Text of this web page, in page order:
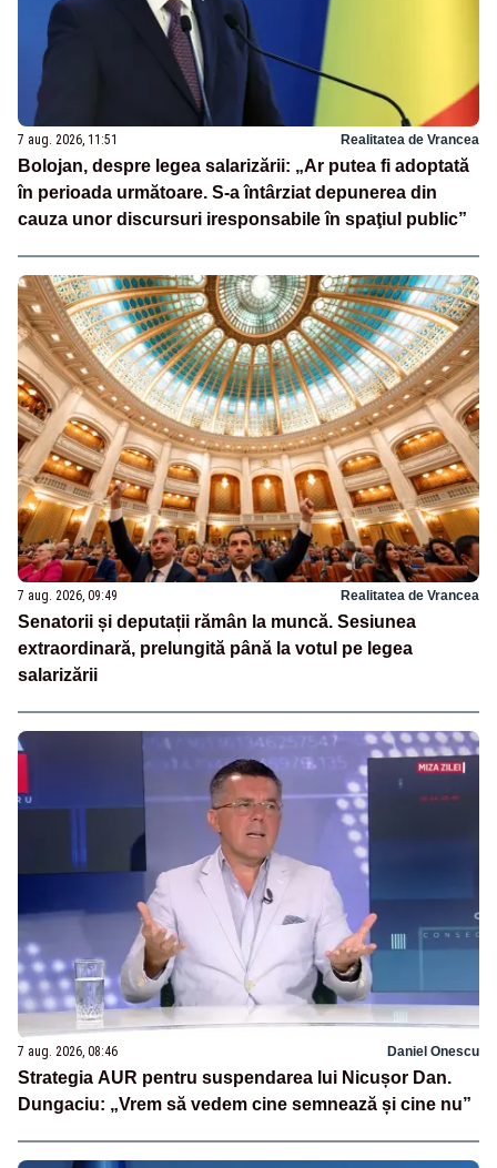
7 aug. 2026, 11:51 Realitatea de Vrancea
Bolojan, despre legea salarizării: „Ar putea fi adoptată
în perioada următoare. S-a întârziat depunerea din
cauza unor discursuri iresponsabile în spaţiul public”
7 aug. 2026, 09:49 Realitatea de Vrancea
Senatorii și deputații rămân la muncă. Sesiunea
extraordinară, prelungită până la votul pe legea
salarizării
7 aug. 2026, 08:46 Daniel Onescu
Strategia AUR pentru suspendarea lui Nicușor Dan.
Dungaciu: „Vrem să vedem cine semnează și cine nu”